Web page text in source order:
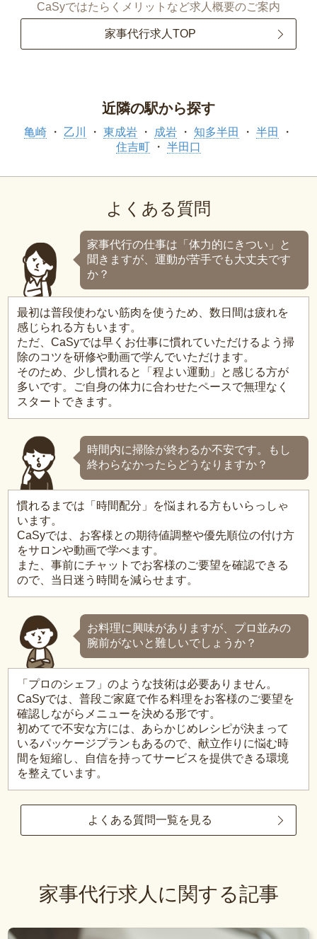
CaSyではたらくメリットなど求人概要のご案内
家事代行求人TOP
近隣の駅から探す
亀崎 乙川 東成岩 成岩 知多半田
半田
住吉町
半田口
よくある質問
家事代行の仕事は「体力的にきつい」と
聞きますが、運動が苦手でも大丈夫です
か？
最初は普段使わない筋肉を使うため、数日間は疲れを
感じられる方もいます。
ただ、CaSyでは早くお仕事に慣れていただけるよう掃
除のコツを研修や動画で学んでいただけます。
そのため、少し慣れると「程よい運動」と感じる方が
多いです。ご自身の体力に合わせたペースで無理なく
スタートできます。
時間内に掃除が終わるか不安です。もし
終わらなかったらどうなりますか？
慣れるまでは「時間配分」を悩まれる方もいらっしゃ
います。
CaSyでは、お客様との期待値調整や優先順位の付け方
をサロンや動画で学べます。
また、事前にチャットでお客様のご要望を確認できる
ので、当日迷う時間を減らせます。
お料理に興味がありますが、プロ並みの
腕前がないと難しいでしょうか？
「プロのシェフ」のような技術は必要ありません。
CaSyでは、普段ご家庭で作る料理をお客様のご要望を
確認しながらメニューを決める形です。
初めてで不安な方には、あらかじめレシピが決まって
いるパッケージプランもあるので、献立作りに悩む時
間を短縮し、自信を持ってサービスを提供できる環境
を整えています。
よくある質問一覧を見る
家事代行求人に関する記事